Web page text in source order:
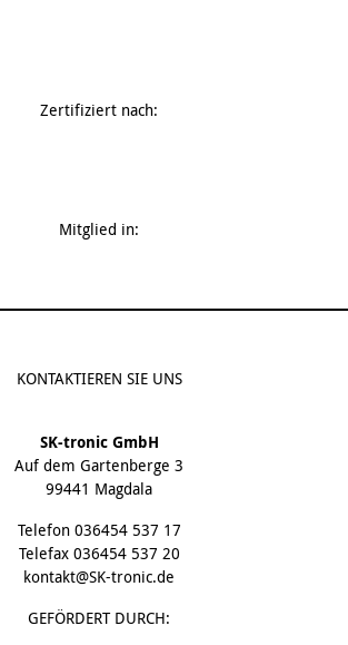
Zertifiziert nach:
Mitglied in:
KONTAKTIEREN SIE UNS
SK-tronic GmbH
Auf dem Gartenberge 3
99441 Magdala
Telefon 036454 537 17
Telefax 036454 537 20
kontakt@SK-tronic.de
GEFÖRDERT DURCH: